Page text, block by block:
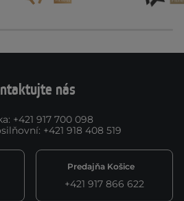
nás
: +421 917 700 098
: +421 918 408 519
Predajňa Košice
+421 917 866 622